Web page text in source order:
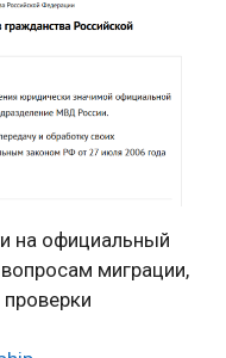
на официальный
миграции,